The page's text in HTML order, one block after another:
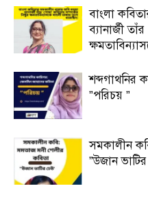
বাংলা
ব্যানার্জী
শব্দগাথনির
”পরিচয় ”
সমকালীন
”উজান